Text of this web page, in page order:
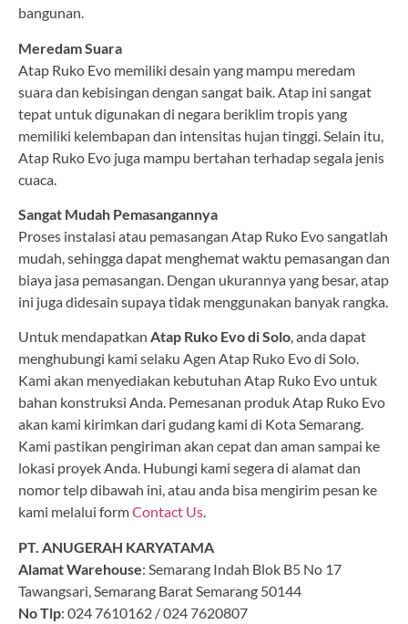
bangunan.
Meredam Suara
Atap Ruko Evo memiliki desain yang mampu meredam
suara dan kebisingan dengan sangat baik. Atap ini sangat
tepat untuk digunakan di negara beriklim tropis yang
memiliki kelembapan dan intensitas hujan tinggi. Selain itu,
Atap Ruko Evo juga mampu bertahan terhadap segala jenis
cuaca.
Sangat Mudah Pemasangannya
Proses instalasi atau pemasangan Atap Ruko Evo sangatlah
mudah, sehingga dapat menghemat waktu pemasangan dan
biaya jasa pemasangan. Dengan ukurannya yang besar, atap
ini juga didesain supaya tidak menggunakan banyak rangka.
Untuk mendapatkan Atap Ruko Evo di Solo, anda dapat
menghubungi kami selaku Agen Atap Ruko Evo di Solo.
Kami akan menyediakan kebutuhan Atap Ruko Evo untuk
bahan konstruksi Anda. Pemesanan produk Atap Ruko Evo
akan kami kirimkan dari gudang kami di Kota Semarang.
Kami pastikan pengiriman akan cepat dan aman sampai ke
lokasi proyek Anda. Hubungi kami segera di alamat dan
nomor telp dibawah ini, atau anda bisa mengirim pesan ke
kami melalui formContact Us.
PT. ANUGERAH KARYATAMA
Alamat Warehouse: Semarang Indah Blok B5 No 17
Tawangsari, Semarang Barat Semarang 50144
No Tlp: 024 7610162 / 024 7620807